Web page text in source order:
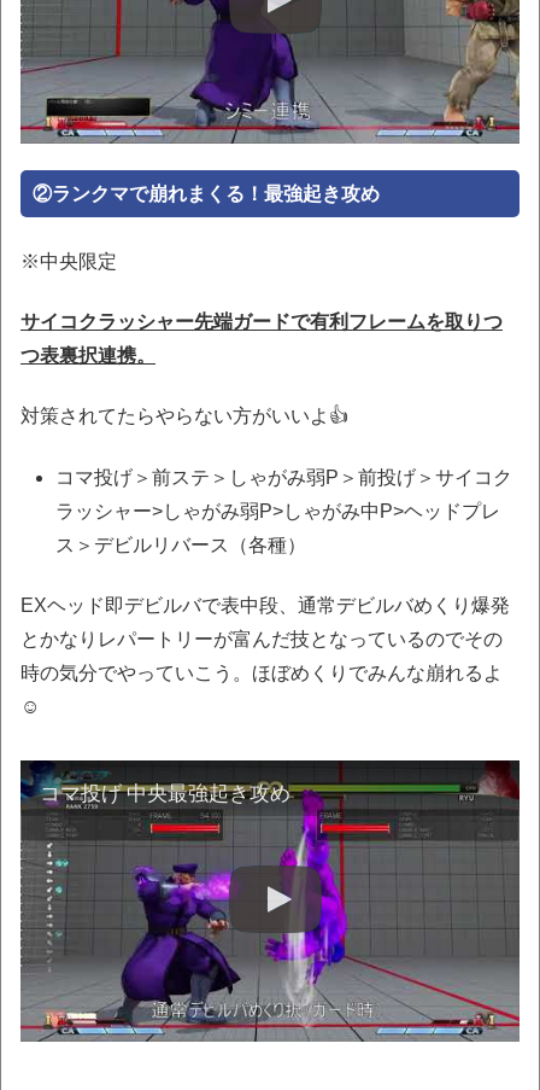
②ランクマで崩れまくる！最強起き攻め
※中央限定
サイコクラッシャー先端ガードで有利フレームを取りつ
つ表裏択連携。
対策されてたらやらない方がいいよ👍
コマ投げ＞前ステ＞しゃがみ弱P＞前投げ＞サイコク
ラッシャー>しゃがみ弱P>しゃがみ中P>ヘッドプレ
ス＞デビルリバース（各種）
EXヘッド即デビルバで表中段、通常デビルバめくり爆発
とかなりレパートリーが富んだ技となっているのでその
時の気分でやっていこう。ほぼめくりでみんな崩れるよ
☺
コマ投げ 中央最強起き攻め